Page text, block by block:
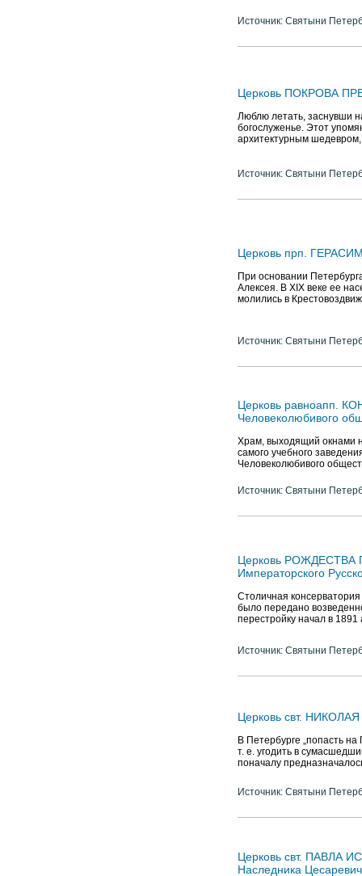
Источник: Святыни
Церковь ПОКРОВА
Люблю летать, заснувши
богослуженье. Этот
архитектурным
Источник: Святыни
Церковь прп.
При основании
Алексея. В XIX веке ее
молились в
Источник: Святыни
Церковь равноапп.
Человеколюбивого
Храм, выходящий окнами
самого учебного
Человеколюбивого
Источник: Святыни
Церковь РОЖДЕСТВА
Императорского
Столичная
было передано
перестройку начал в 1891
Источник: Святыни
Церковь свт.
В Петербурге „попасть на
т. е. угодить в
поначалу
Источник: Святыни
Церковь свт. ПАВЛА
Наследника